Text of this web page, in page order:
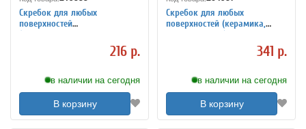
Скребок для любых
поверхностей
(стеклокерамика, стекло,
плитка) BRAUBERG BASE,216 р.
в наличии на сегодня
В корзину
Скребок для любых
поверхностей (керамика,
стекло, плитка) BRAUBERG
SMART CLEAN, 5 лезвий,341 р.
в наличии на сегодня
В корзину